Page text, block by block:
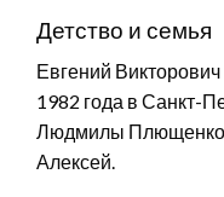
Детство и семья
Евгений
1982 года в Санкт-
Людмилы Плющенко.
Алексей.